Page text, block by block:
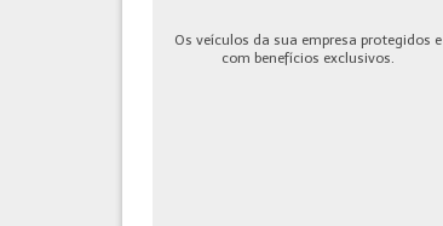
Os veículos da sua empresa protegidos e
com benefícios exclusivos.